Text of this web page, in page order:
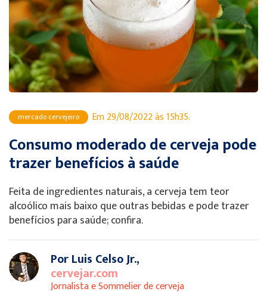
mercado cervejeiro Em 29/08/2022 às 15h35.
Consumo moderado de cerveja pode
trazer benefícios à saúde
Feita de ingredientes naturais, a cerveja tem teor
alcoólico mais baixo que outras bebidas e pode trazer
benefícios para saúde; confira.
Por Luis Celso Jr.,
cervejar.com
Jornalista e Sommelier de cerveja